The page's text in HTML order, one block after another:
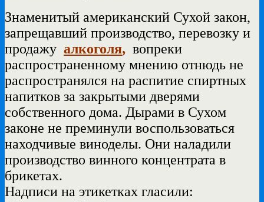
Знаменитый американский Сухой закон,
запрещавший производство, перевозку и
продажу алкоголя, вопреки
распространенному мнению отнюдь не
распространялся на распитие спиртных
напитков за закрытыми дверями
собственного дома. Дырами в Сухом
законе не преминули воспользоваться
находчивые виноделы. Они наладили
производство винного концентрата в
брикетах.
Надписи на этикетках гласили: